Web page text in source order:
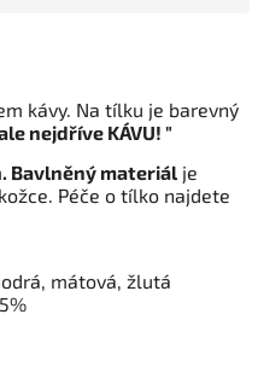
kávy. Na tílku je barevný
nejdříve KÁVU! "
. Bavlněný materiál je
Péče o tílko najdete
mátová, žlutá